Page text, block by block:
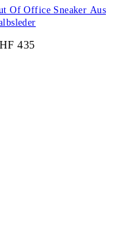
Of Office Sneaker Aus
435